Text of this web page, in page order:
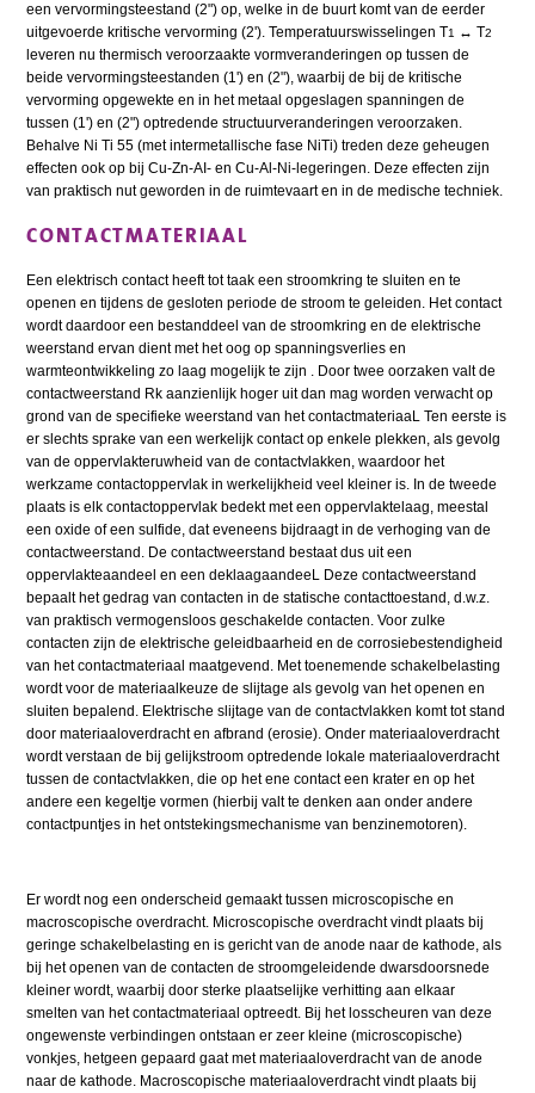
een vervormingsteestand (2") op, welke in de buurt komt van de eerder
uitgevoerde kritische vervorming (2'). Temperatuurswisselingen T1 ↔ T2
leveren nu thermisch veroorzaakte vormveranderingen op tussen de
beide vervormingsteestanden (1') en (2"), waarbij de bij de kritische
vervorming opgewekte en in het metaal opgeslagen spanningen de
tussen (1') en (2") optredende structuurveranderingen veroorzaken.
Behalve Ni Ti 55 (met intermetallische fase NiTi) treden deze geheugen
effecten ook op bij Cu-Zn-AI- en Cu-Al-Ni-legeringen. Deze effecten zijn
van praktisch nut geworden in de ruimtevaart en in de medische techniek.
CONTACTMATERIAAL
Een elektrisch contact heeft tot taak een stroomkring te sluiten en te
openen en tijdens de gesloten periode de stroom te geleiden. Het contact
wordt daardoor een bestanddeel van de stroomkring en de elektrische
weerstand ervan dient met het oog op spanningsverlies en
warmteontwikkeling zo laag mogelijk te zijn . Door twee oorzaken valt de
contactweerstand Rk aanzienlijk hoger uit dan mag worden verwacht op
grond van de specifieke weerstand van het contactmateriaaL Ten eerste is
er slechts sprake van een werkelijk contact op enkele plekken, als gevolg
van de oppervlakteruwheid van de contactvlakken, waardoor het
werkzame contactoppervlak in werkelijkheid veel kleiner is. In de tweede
plaats is elk contactoppervlak bedekt met een oppervlaktelaag, meestal
een oxide of een sulfide, dat eveneens bijdraagt in de verhoging van de
contactweerstand. De contactweerstand bestaat dus uit een
oppervlakteaandeel en een deklaagaandeeL Deze contactweerstand
bepaalt het gedrag van contacten in de statische contacttoestand, d.w.z.
van praktisch vermogensloos geschakelde contacten. Voor zulke
contacten zijn de elektrische geleidbaarheid en de corrosiebestendigheid
van het contactmateriaal maatgevend. Met toenemende schakelbelasting
wordt voor de materiaalkeuze de slijtage als gevolg van het openen en
sluiten bepalend. Elektrische slijtage van de contactvlakken komt tot stand
door materiaaloverdracht en afbrand (erosie). Onder materiaaloverdracht
wordt verstaan de bij gelijkstroom optredende lokale materiaaloverdracht
tussen de contactvlakken, die op het ene contact een krater en op het
andere een kegeltje vormen (hierbij valt te denken aan onder andere
contactpuntjes in het ontstekingsmechanisme van benzinemotoren).
Er wordt nog een onderscheid gemaakt tussen microscopische en
macroscopische overdracht. Microscopische overdracht vindt plaats bij
geringe schakelbelasting en is gericht van de anode naar de kathode, als
bij het openen van de contacten de stroomgeleidende dwarsdoorsnede
kleiner wordt, waarbij door sterke plaatselijke verhitting aan elkaar
smelten van het contactmateriaal optreedt. Bij het losscheuren van deze
ongewenste verbindingen ontstaan er zeer kleine (microscopische)
vonkjes, hetgeen gepaard gaat met materiaaloverdracht van de anode
naar de kathode. Macroscopische materiaaloverdracht vindt plaats bij